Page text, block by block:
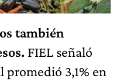
también
FIEL señaló
3,1% en